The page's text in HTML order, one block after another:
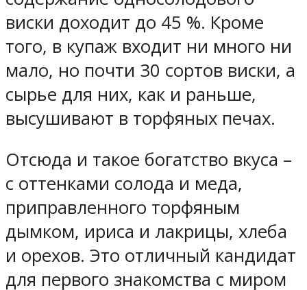
виски доходит до 45 %. Кроме
того, в купаж входит ни много ни
мало, но почти 30 сортов виски, а
сырье для них, как и раньше,
высушивают в торфяных печах.
Отсюда и такое богатство вкуса –
с оттенками солода и меда,
приправленного торфяным
дымком, ириса и лакрицы, хлеба
и орехов. Это отличный кандидат
для первого знакомства с миром